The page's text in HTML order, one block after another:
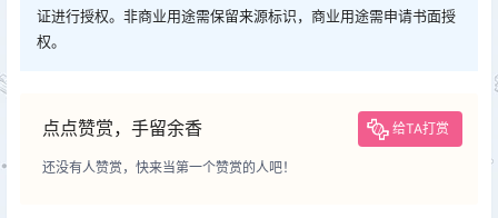
证进行授权。非商业用途需保留来源标识，商业用途需申请书面授
权。
点点赞赏，手留余香 给TA打赏
还没有人赞赏，快来当第一个赞赏的人吧！